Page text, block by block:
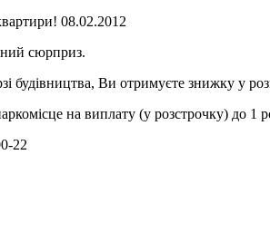
08.02.2012
сюрприз.
будівництва, Ви отримуєте знижку у
на виплату (у розстрочку) до
22